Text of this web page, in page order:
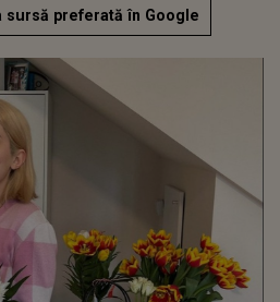
sursă preferată în Google